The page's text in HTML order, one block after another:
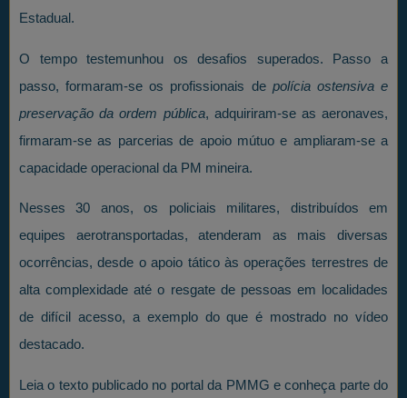
Estadual.
O tempo testemunhou os desafios superados. Passo a
passo, formaram-se os profissionais de polícia ostensiva e
preservação da ordem pública, adquiriram-se as aeronaves,
firmaram-se as parcerias de apoio mútuo e ampliaram-se a
capacidade operacional da PM mineira.
Nesses 30 anos, os policiais militares, distribuídos em
equipes aerotransportadas, atenderam as mais diversas
ocorrências, desde o apoio tático às operações terrestres de
alta complexidade até o resgate de pessoas em localidades
de difícil acesso, a exemplo do que é mostrado no vídeo
destacado.
Leia o texto publicado no portal da PMMG e conheça parte do